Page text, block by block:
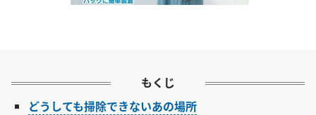
もくじ
どうしても掃除できないあの場所